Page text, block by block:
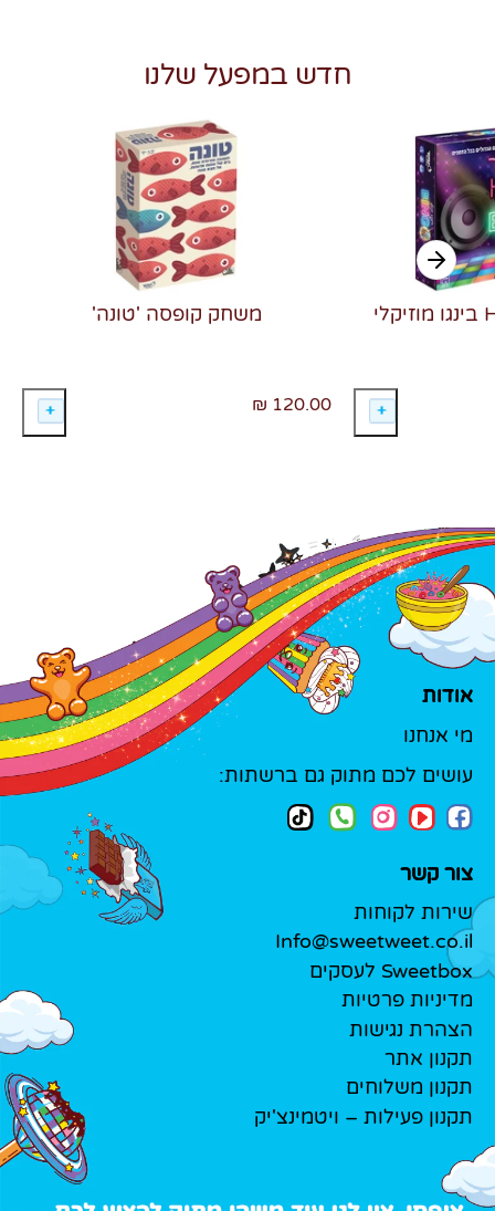
חדש במפעל שלנו
משחק קופסה 'טונה'
120.00 ₪
אודות
מי אנחנו
עושים לכם מתוק גם ברשתות:
צור קשר
שירות לקוחות
Info@sweetweet.co.il
Sweetbox לעסקים
מדיניות פרטיות
הצהרת נגישות
תקנון אתר
תקנון משלוחים
תקנון פעילות – ויטמינצ'יק